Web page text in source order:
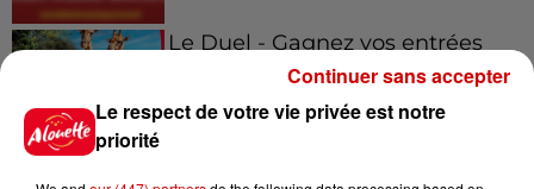
Le Duel - Gagnez vos entrées
pour le parc animalier de votre
Le respect de votre vie privée est notre
priorité
Continuer sans accepter